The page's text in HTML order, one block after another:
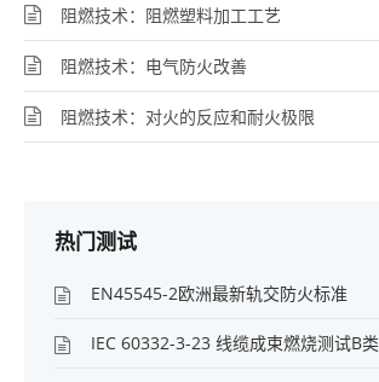
阻燃技术：阻燃塑料加工工艺
阻燃技术：电气防火改善
阻燃技术：对火的反应和耐火极限
热门测试
EN45545-2欧洲最新轨交防火标准
IEC 60332-3-23 线缆成束燃烧测试B类